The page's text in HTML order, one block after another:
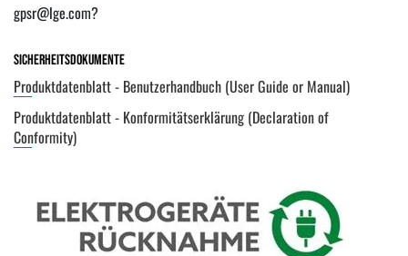
gpsr@lge.com?
Sicherheitsdokumente
Produktdatenblatt - Benutzerhandbuch (User Guide or Manual)
Produktdatenblatt - Konformitätserklärung (Declaration of
Conformity)